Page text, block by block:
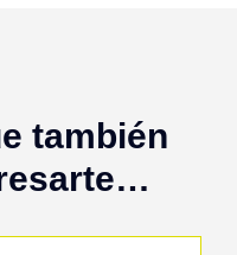
también